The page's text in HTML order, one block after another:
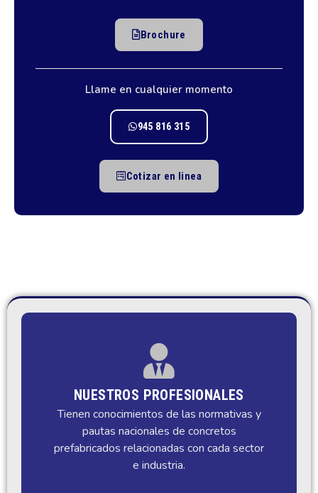
Brochure
Llame en cualquier momento
945 816 315
Cotizar en linea
NUESTROS PROFESIONALES
Tienen conocimientos de las normativas y
pautas nacionales de concretos
prefabricados relacionadas con cada sector
e industria.